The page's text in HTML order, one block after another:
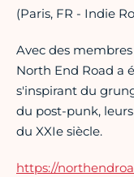
(Paris, FR - Indie
Avec des
North End Road a
s'inspirant du
du post-punk,
du XXIe siècle.
https://